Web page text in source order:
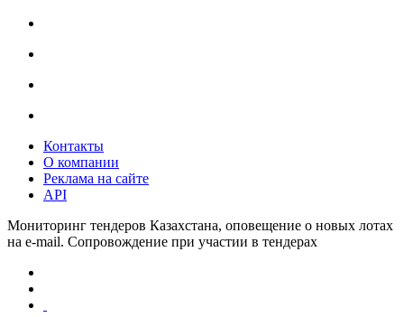
Контакты
О компании
Реклама на сайте
API
Мониторинг тендеров Казахстана, оповещение о новых лотах
на e-mail. Сопровождение при участии в тендерах